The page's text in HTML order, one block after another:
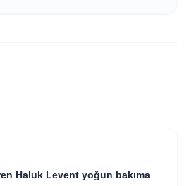
Haluk Levent yoğun bakıma